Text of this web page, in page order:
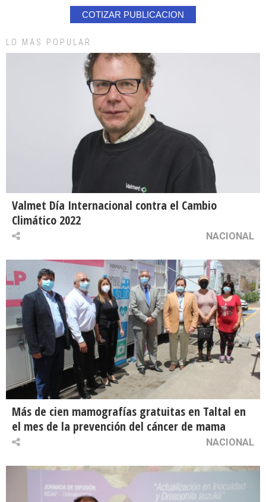
COTIZAR PUBLICACION
LO MAS POPULAR
Valmet Día Internacional contra el Cambio
Climático 2022
NACIONAL
Más de cien mamografías gratuitas en Taltal en
el mes de la prevención del cáncer de mama
NACIONAL